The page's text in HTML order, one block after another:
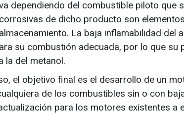
dependiendo del combustible piloto que
de dicho producto son
La baja inflamabilidad del
su combustión adecuada, por lo que su
la del metanol.
el objetivo final es el desarrollo de un
de los combustibles sin o con
para los motores existentes a